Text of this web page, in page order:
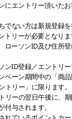
にエントリー頂いた
でない方は新規登録を
トリーが必要となりま
ローソンID及び住所
ンID登録／エントリ
ペーン期間中の「商
トリー」に限ります
リーの翌日午後に、
付与されます。
れているポイントカ